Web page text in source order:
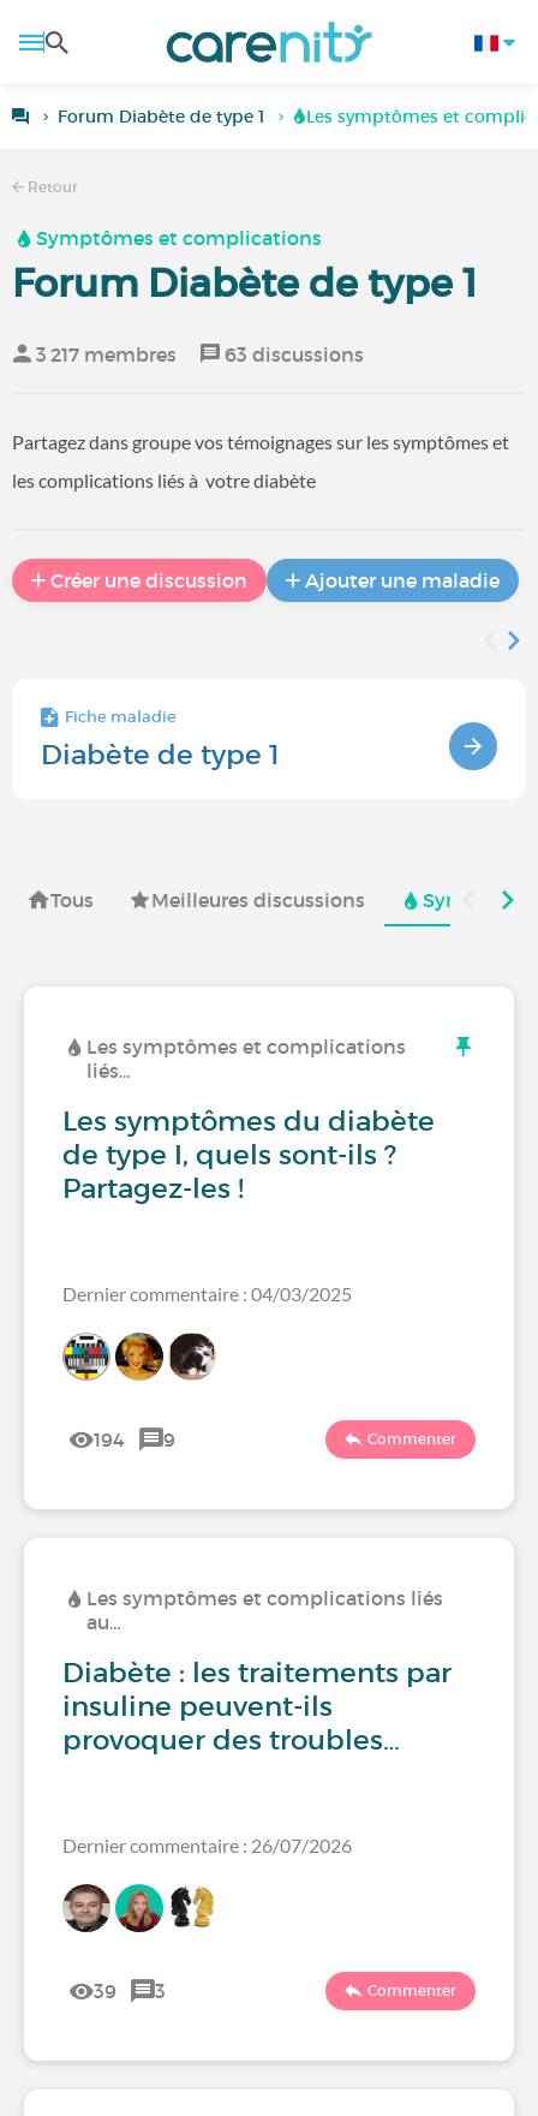
Forum Diabète de type 1 Les symptômes et
Retour
Symptômes et complications
Forum Diabète de type 1
3 217 membres 63 discussions
Partagez dans groupe vos témoignages sur les symptômes et
les complications liés à votre diabète
Créer une discussion Ajouter une maladie
Fiche maladie
Diabète de type 1
Tous Meilleures discussions
Les symptômes et complications
liés…
Les symptômes du diabète
de type I, quels sont-ils ?
Partagez-les !
Dernier commentaire : 04/03/2025
194 9 Commenter
Les symptômes et complications liés
au…
Diabète : les traitements par
insuline peuvent-ils
provoquer des troubles…
Dernier commentaire : 26/07/2026
39 3 Commenter